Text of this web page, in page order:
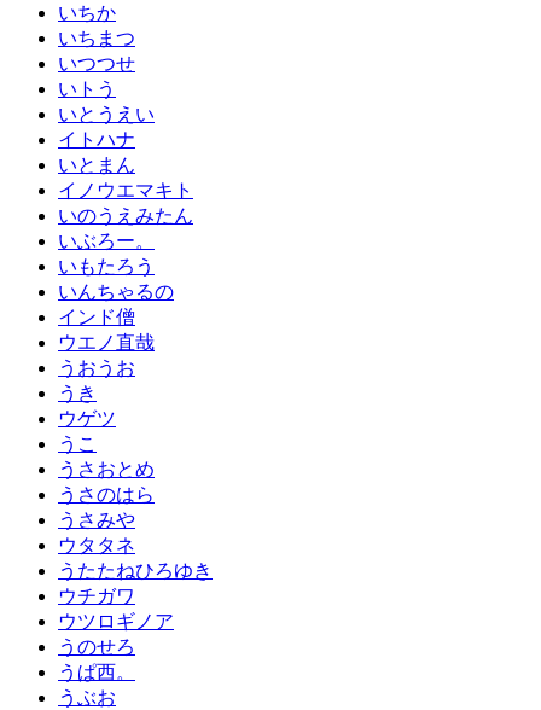
いちか
いちまつ
いつつせ
いトう
いとうえい
イトハナ
いとまん
イノウエマキト
いのうえみたん
いぶろー。
いもたろう
いんちゃるの
インド僧
ウエノ直哉
うおうお
うき
ウゲツ
うこ
うさおとめ
うさのはら
うさみや
ウタタネ
うたたねひろゆき
ウチガワ
ウツロギノア
うのせろ
うぱ西。
うぶお